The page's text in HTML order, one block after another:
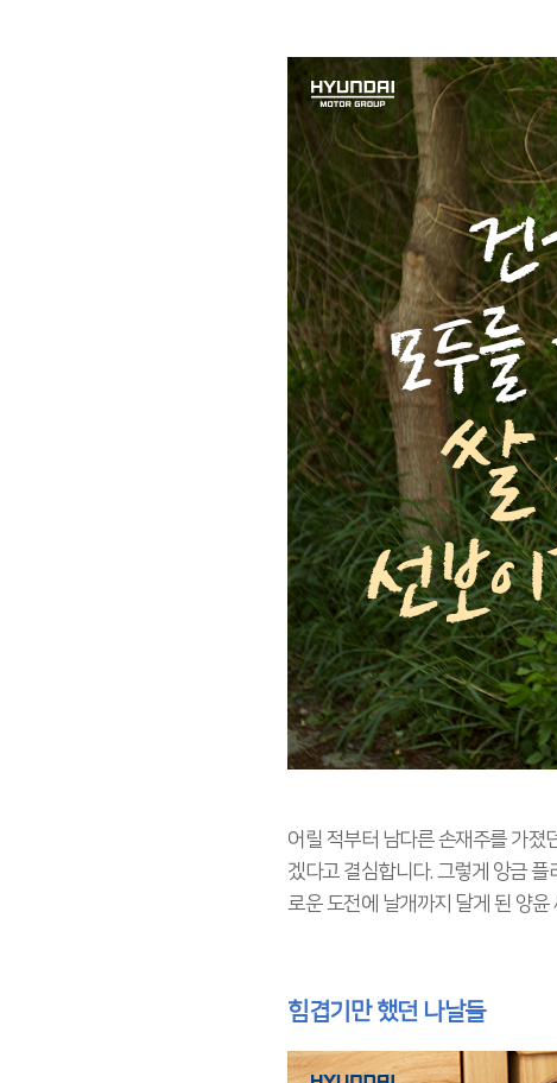
어릴 적부터 남다른 손재주를 가졌
겠다고 결심합니다. 그렇게 앙금
로운 도전에 날개까지 달게 된 양
힘겹기만 했던 나날들